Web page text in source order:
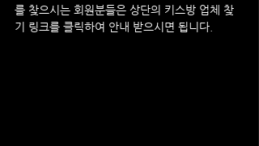
를 찾으시는 회원분들은 상단의 키스방 업체 찾
기 링크를 클릭하여 안내 받으시면 됩니다.